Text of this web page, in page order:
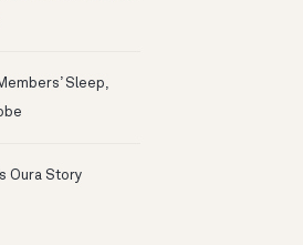
Sleep,
Oura Story